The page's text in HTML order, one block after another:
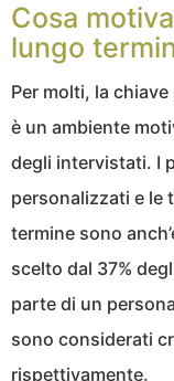
Cosa
lungo
Per molti, la
è un ambiente
degli intervistati. I
personalizzati e le
termine sono
scelto dal 37%
parte di un
sono considerati
rispettivamente.